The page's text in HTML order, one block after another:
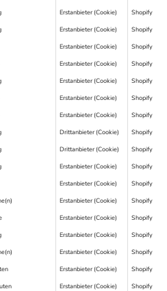
Erstanbieter (Cookie) Shopify
Erstanbieter (Cookie) Shopify
Erstanbieter (Cookie) Shopify
Erstanbieter (Cookie) Shopify
Erstanbieter (Cookie) Shopify
Erstanbieter (Cookie) Shopify
Erstanbieter (Cookie) Shopify
Drittanbieter (Cookie) Shopify
Drittanbieter (Cookie) Shopify
Erstanbieter (Cookie) Shopify
Erstanbieter (Cookie) Shopify
Erstanbieter (Cookie) Shopify
Erstanbieter (Cookie) Shopify
Erstanbieter (Cookie) Shopify
Erstanbieter (Cookie) Shopify
Erstanbieter (Cookie) Shopify
Erstanbieter (Cookie) Shopify